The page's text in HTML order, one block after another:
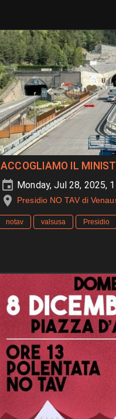
ACCOGLIAMO IL
Monday, Jul 28, 2025,
Presidio NO TAV di
notav valsusa Presidio